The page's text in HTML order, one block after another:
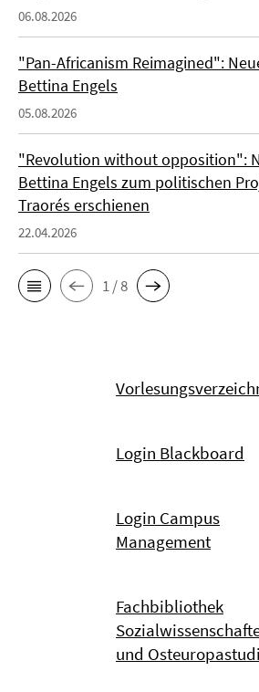
06.08.2026
"Pan-Africanism Reimagined":
Bettina Engels
05.08.2026
"Revolution without opposition":
Bettina Engels zum politischen
Traorés erschienen
22.04.2026
1 / 8
Login Blackboard
Login Campus
Management
Fachbibliothek
und